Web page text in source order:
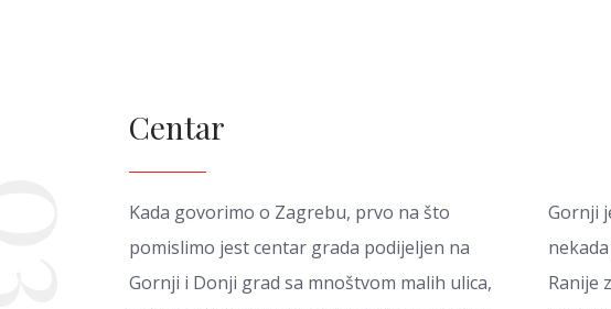
Centar
Kada govorimo o Zagrebu, prvo na što
pomislimo jest centar grada podijeljen na
Gornji i Donji grad sa mnoštvom malih ulica,
Gornji
Ranije